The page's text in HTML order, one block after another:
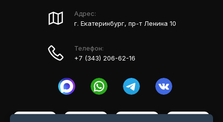
Адрес:
г. Екатеринбург, пр-т Ленина 10
Телефон:
+7 (343) 206-62-16